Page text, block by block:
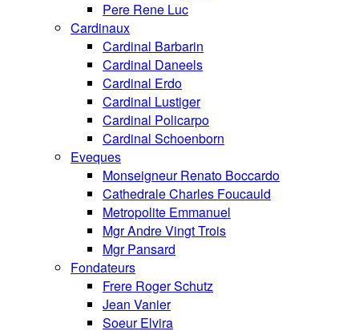
Pere Rene Luc
Cardinaux
Cardinal Barbarin
Cardinal Daneels
Cardinal Erdo
Cardinal Lustiger
Cardinal Policarpo
Cardinal Schoenborn
Eveques
Monseigneur Renato Boccardo
Cathedrale Charles Foucauld
Metropolite Emmanuel
Mgr Andre Vingt Trois
Mgr Pansard
Fondateurs
Frere Roger Schutz
Jean Vanier
Soeur Elvira